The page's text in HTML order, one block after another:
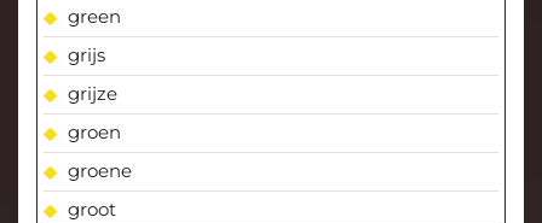
green
grijs
grijze
groen
groene
groot